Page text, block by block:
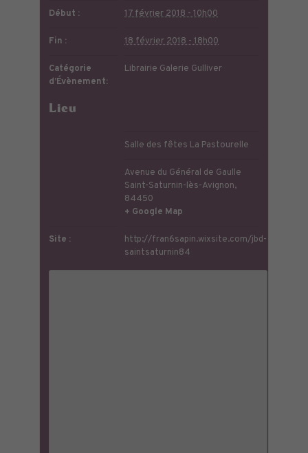
Début : 17 février 2018 - 10h00
Fin : 18 février 2018 - 18h00
Catégorie
d’Évènement:
Librairie Galerie Gulliver
Lieu
Salle des fêtes La Pastourelle
Avenue du Général de Gaulle
Saint-Saturnin-lès-Avignon,
84450
+ Google Map
Site :
http://fran6sapin.wixsite.com/jbd-
saintsaturnin84